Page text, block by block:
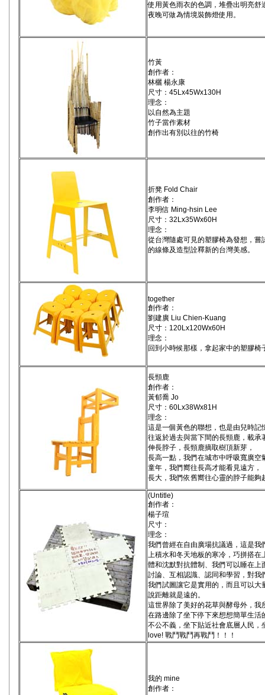
使用黃色雨衣的色調，堆疊出明亮舒
夜晚可做為情境裝飾燈使用。
竹黃
創作者：
林欐 楊永康
尺寸：45Lx45Wx130H
理念：
以自然為主題
竹子當作素材
創作出有別以往的竹椅
折凳 Fold Chair
創作者：
李明信 Ming-hsin Lee
尺寸：32Lx35Wx60H
理念：
從台灣隨處可見的塑膠椅為發想，
的線條及造型詮釋新的台灣美感。
together
創作者：
劉建廣 Liu Chien-Kuang
尺寸：120Lx120Wx60H
理念：
回到小時候那樣，拿起家中的塑膠
長頸鹿
創作者：
黃郁喬 Jo
尺寸：60Lx38Wx81H
理念：
這是一個黃色的聯想，也是由兒時記
往返於過去與當下間的長頸鹿，載
伸長脖子，長頸鹿摘取樹頂新芽，
長高一點，我們在城市中呼吸寬廣空
童年，我們嚮往長高才能看見遠方，
長大，我們依舊嚮往心靈的脖子能
(Untitle)
創作者：
楊子瑄
尺寸：
理念：
我們曾經在自由廣場抗議過，這是
上積水和冬天地板的寒冷，巧拼搭
體和沈默對抗體制、我們可以睡在
討論、互相認識、認同和學習，對
我們試圖讓它是實用的，而且可以
說距離就是遠的。
這世界除了美好的花草與酵母外，
在路邊除了坐下停下來想想簡單生
不公不義，坐下貼近社會底層人民
love! 戰鬥戰鬥再戰鬥！！！
我的 mine
創作者：